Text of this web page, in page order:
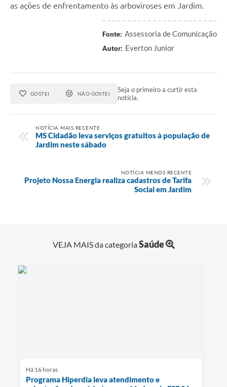
as ações de enfrentamento às arboviroses em Jardim.
Fonte: Assessoria de Comunicação
Autor: Everton Junior
GOSTEI NÃO GOSTEI
Seja o primeiro a curtir esta
notícia.
NOTÍCIA MAIS RECENTE
MS Cidadão leva serviços gratuitos à população de
Jardim neste sábado
NOTÍCIA MENOS RECENTE
Projeto Nossa Energia realiza cadastros de Tarifa
Social em Jardim
VEJA MAIS da categoriaSaúde
Há 16 horas
Programa Hiperdia leva atendimento e